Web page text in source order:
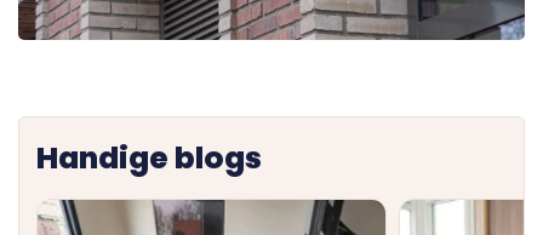
Handige blogs